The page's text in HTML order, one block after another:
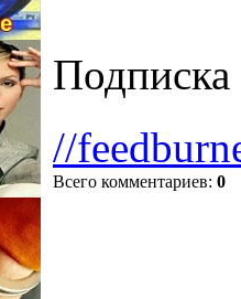
Подписка
//
Всего комментариев: 0